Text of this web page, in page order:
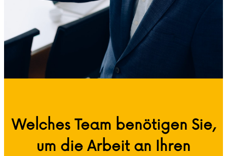
Welches Team benötigen Sie,
um die Arbeit an Ihren